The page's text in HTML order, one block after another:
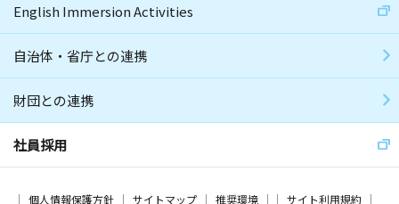
English Immersion Activities
自治体・省庁との連携
財団との連携
社員採用
個人情報保護方針 サイトマップ 推奨環境 サイト利用規約